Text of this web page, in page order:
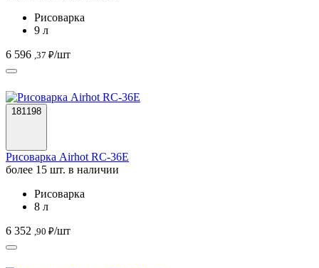
Рисоварка
9 л
6 596 ,37 ₽/шт
181198
Рисоварка Airhot RC-36E
более 15 шт. в наличии
Рисоварка
8 л
6 352 ,90 ₽/шт